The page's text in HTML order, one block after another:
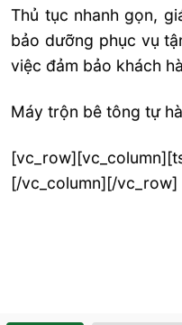
Thủ tục nhanh gọn,
bảo dưỡng phục vụ
việc đảm bảo khách
Máy trộn bê tông tự
[/vc_column][/vc_row]